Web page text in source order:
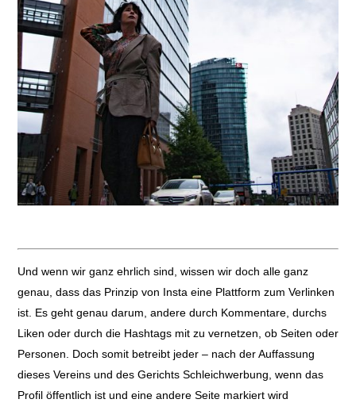
Und wenn wir ganz ehrlich sind, wissen wir doch alle ganz
genau, dass das Prinzip von Insta eine Plattform zum Verlinken
ist. Es geht genau darum, andere durch Kommentare, durchs
Liken oder durch die Hashtags mit zu vernetzen, ob Seiten oder
Personen. Doch somit betreibt jeder – nach der Auffassung
dieses Vereins und des Gerichts Schleichwerbung, wenn das
Profil öffentlich ist und eine andere Seite markiert wird